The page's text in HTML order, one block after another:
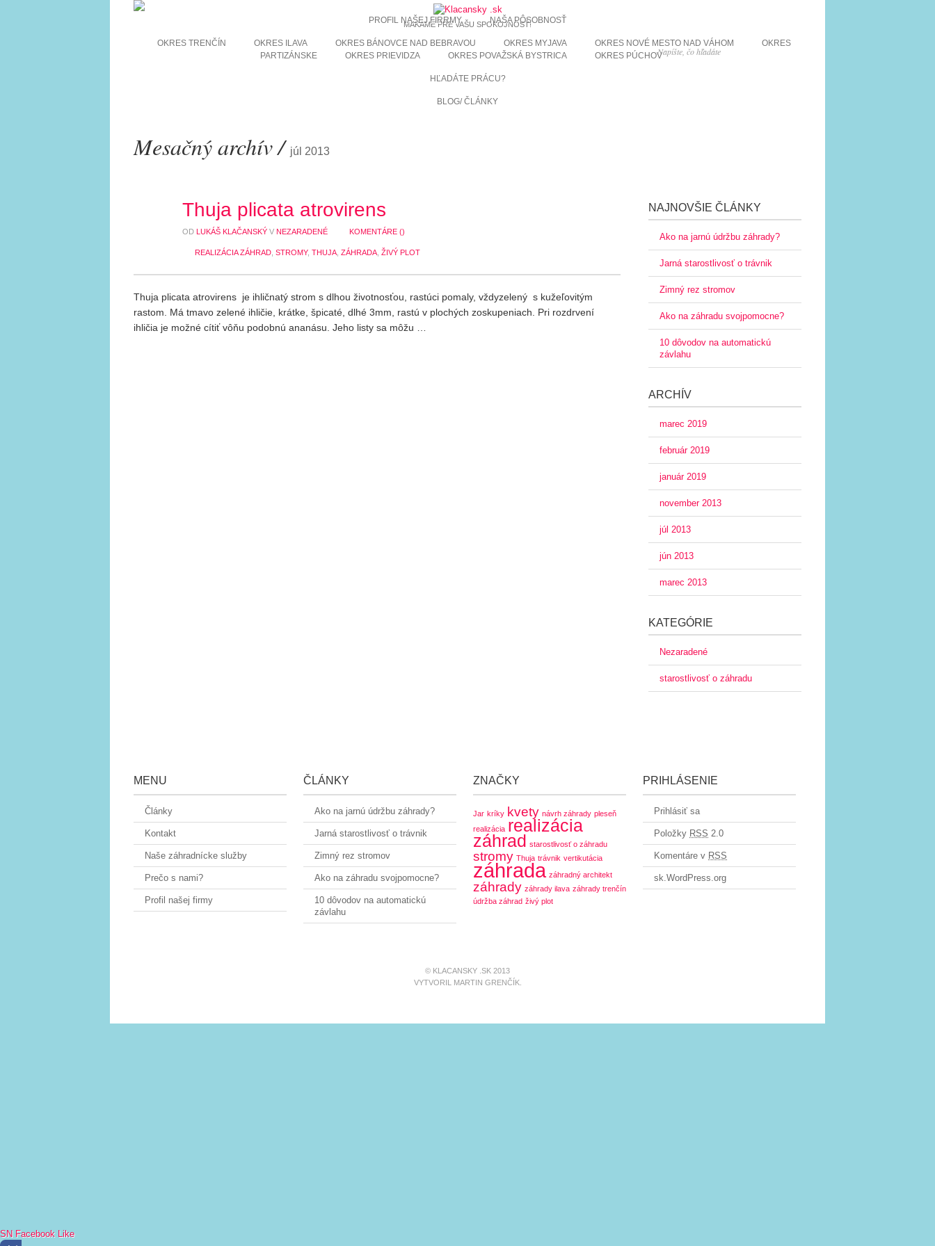
MAKÁME PRE VAŠU SPOKOJNOSŤ!
PROFIL NAŠEJ FIRRMY NAŠA PÔSOBNOSŤ
OKRES TRENČÍN OKRES ILAVA OKRES BÁNOVCE NAD BEBRAVOU OKRES MYJAVA OKRES NOVÉ MESTO NAD VÁHOM
OKRES
PARTIZÁNSKE
OKRES PRIEVIDZA OKRES POVAŽSKÁ BYSTRICA OKRES PÚCHOV
HĽADÁTE PRÁCU?
BLOG/ ČLÁNKY
Mesačný archív / júl 2013
Thuja plicata atrovirens
OD LUKÁŠ KLAČANSKÝ V NEZARADENÉ KOMENTÁRE ()
REALIZÁCIA ZÁHRAD STROMY, THUJA ZÁHRADA ŽIVÝ PLOT
Thuja plicata atrovirens je ihličnatý strom s dlhou životnosťou, rastúci pomaly, vždyzelený s kužeľovitým
rastom. Má tmavo zelené ihličie, krátke, špicaté, dlhé 3mm, rastú v plochých zoskupeniach. Pri rozdrvení
ihličia je možné cítiť vôňu podobnú ananásu. Jeho listy sa môžu …
NAJNOVŠIE ČLÁNKY
Ako na jarnú údržbu záhrady?
Jarná starostlivosť o trávnik
Zimný rez stromov
Ako na záhradu svojpomocne?
10 dôvodov na automatickú
závlahu
ARCHÍV
marec 2019
február 2019
január 2019
november 2013
júl 2013
jún 2013
marec 2013
KATEGÓRIE
Nezaradené
starostlivosť o záhradu
MENU
Články
Kontakt
Naše záhradnícke služby
Prečo s nami?
Profil našej firmy
ČLÁNKY
Ako na jarnú údržbu záhrady?
Jarná starostlivosť o trávnik
Zimný rez stromov
Ako na záhradu svojpomocne?
10 dôvodov na automatickú
závlahu
ZNAČKY
Jar kríky kvety návrh záhrady pleseň
realizácia realizácia
záhrad
starostlivosť o záhradu
stromy Thuja trávnik vertikutácia
záhrada záhradný architekt
záhrady záhrady ilava záhrady trenčín
údržba záhrad živý plot
PRIHLÁSENIE
Prihlásiť sa
Položky RSS 2.0
Komentáre v RSS
sk.WordPress.org
© KLACANSKY .SK 2013
VYTVORIL MARTIN GRENČÍK.
SN Facebook Like